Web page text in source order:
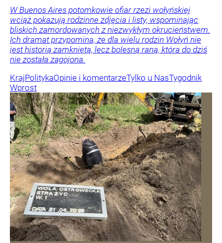
W Buenos Aires potomkowie ofiar rzezi wołyńskiej
wciąż pokazują rodzinne zdjęcia i listy, wspominając
bliskich zamordowanych z niezwykłym okrucieństwem.
Ich dramat przypomina, że dla wielu rodzin Wołyń nie
jest historią zamkniętą, lecz bolesną raną, która do dziś
nie została zagojona.
KrajPolitykaOpinie i komentarzeTylko u NasTygodnik
Wprost